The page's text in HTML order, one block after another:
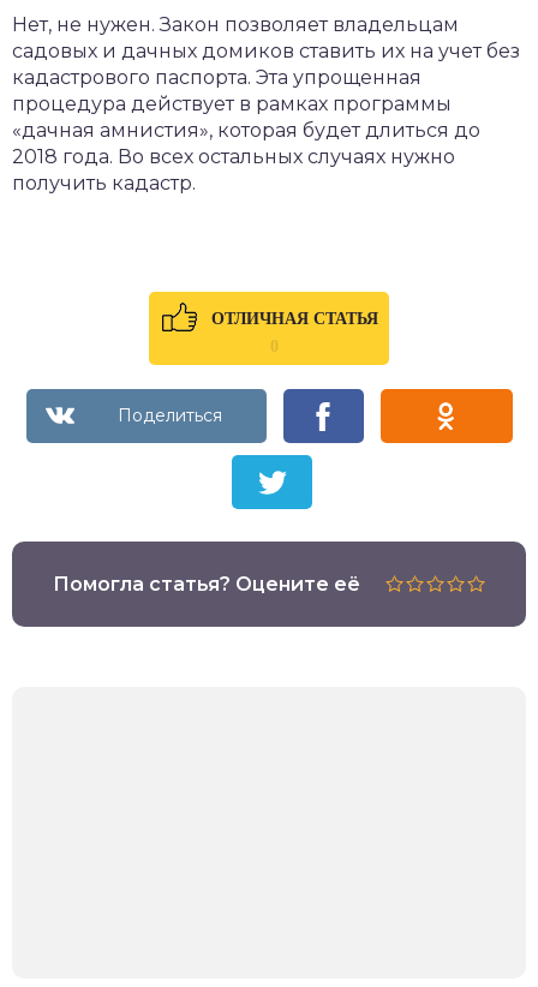
Нет, не нужен. Закон позволяет владельцам
садовых и дачных домиков ставить их на учет без
кадастрового паспорта. Эта упрощенная
процедура действует в рамках программы
«дачная амнистия», которая будет длиться до
2018 года. Во всех остальных случаях нужно
получить кадастр.
ОТЛИЧНАЯ СТАТЬЯ
0
Помогла статья? Оцените её